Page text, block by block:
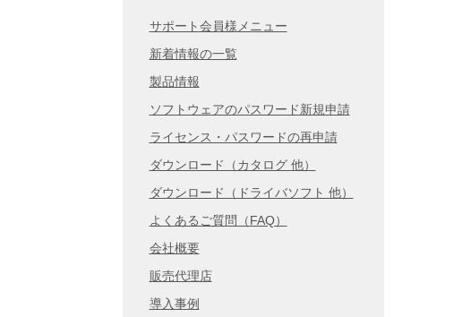
サポート会員様メニュー
新着情報の一覧
製品情報
ソフトウェアのパスワード新規申請
ライセンス・パスワードの再申請
ダウンロード（カタログ 他）
ダウンロード（ドライバソフト 他）
よくあるご質問（FAQ）
会社概要
販売代理店
導入事例